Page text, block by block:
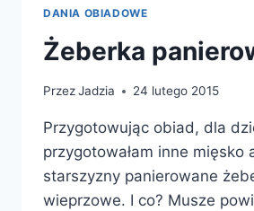
DANIA OBIADOWE
Żeberka
PrzezJadzia 24 lutego 2015
Przygotowując obiad, dla
przygotowałam inne mięsko
starszyzny panierowane
wieprzowe. I co? Musze